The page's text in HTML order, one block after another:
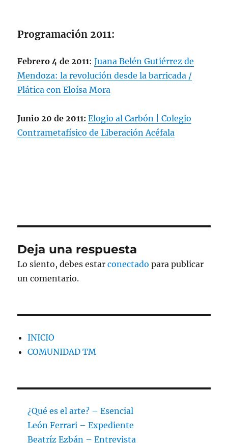
Programación 2011:
Febrero 4 de 2011:Juana Belén Gutiérrez de
Mendoza: la revolución desde la barricada /
Plática con Eloísa Mora
Junio 20 de 2011: Elogio al Carbón | Colegio
Contrametafísico de Liberación Acéfala
Deja una respuesta
Lo siento, debes estarconectado para publicar
un comentario.
INICIO
COMUNIDAD TM
¿Qué es el arte? – Esencial
León Ferrari – Expediente
Beatríz Ezbán – Entrevista